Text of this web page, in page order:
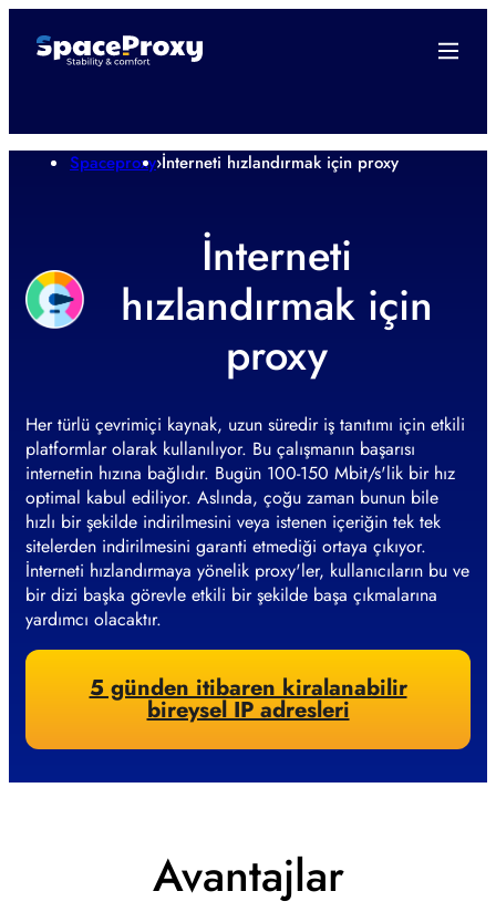
Spaceproxy›İnterneti hızlandırmak için proxy
İnterneti
hızlandırmak için
proxy
Her türlü çevrimiçi kaynak, uzun süredir iş tanıtımı için etkili
platformlar olarak kullanılıyor. Bu çalışmanın başarısı
internetin hızına bağlıdır. Bugün 100-150 Mbit/s'lik bir hız
optimal kabul ediliyor. Aslında, çoğu zaman bunun bile
hızlı bir şekilde indirilmesini veya istenen içeriğin tek tek
sitelerden indirilmesini garanti etmediği ortaya çıkıyor.
İnterneti hızlandırmaya yönelik proxy'ler, kullanıcıların bu ve
bir dizi başka görevle etkili bir şekilde başa çıkmalarına
yardımcı olacaktır.
5 günden itibaren kiralanabilir
bireysel IP adresleri
Avantajlar